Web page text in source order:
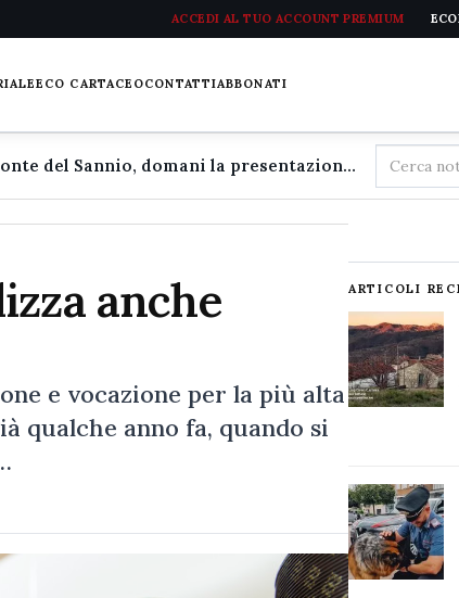
ACCEDI AL TUO ACCOUNT PREMIUM
ECO CARTACEOCONTATTIABBONATI
Storia della tenace comunità di Belmonte del Sannio, domani la presentazione del libro del giornalista Piero Di Primio
Cerca
nel
anche
e vocazione per la più alta
qualche anno fa, quando si
ARTICOLI